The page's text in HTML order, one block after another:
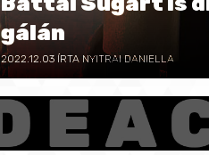
gálán
2022.12.03 ÍRTA NYITRAI DANIELLA